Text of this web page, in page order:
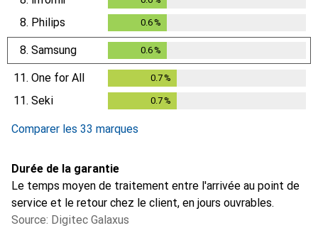
8. Philips 0.6 %
8. Samsung 0.6 %
11. One for All 0.7 %
11. Seki 0.7 %
Comparer les 33 marques
Durée de la garantie
Le temps moyen de traitement entre l'arrivée au point de
service et le retour chez le client, en jours ouvrables.
Source: Digitec Galaxus